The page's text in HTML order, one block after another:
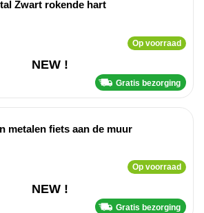
Zwart rokende hart
Op voorraad
NEW !
Gratis bezorging
metalen fiets aan de muur
Op voorraad
NEW !
Gratis bezorging